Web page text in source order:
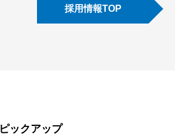
採用情報TOP
ピックアップ